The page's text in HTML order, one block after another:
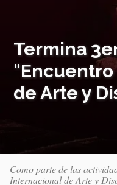
Termina
de Arte y
Como parte de las
Internacional de Arte y